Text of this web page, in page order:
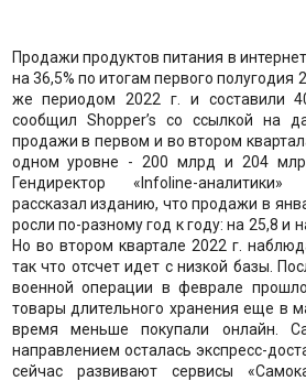
Продажи продуктов питания в
на 36,5% по итогам первого полугодия
же периодом 2022 г. и составили
сообщил Shopper’s со ссылкой на
продажи в первом и во втором
одном уровне - 200 млрд и 204 млрд
Гендиректор «Infoline-
рассказал изданию, что продажи в
росли по-разному год к году: на 25,8 и
Но во втором квартале 2022 г.
так что отсчет идет с низкой базы.
военной операции в феврале
товары длительного хранения еще в
время меньше покупали онлайн.
направлением осталась экспресс-
сейчас развивают сервисы